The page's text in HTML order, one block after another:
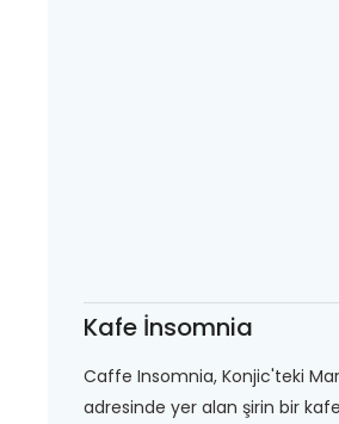
Kafe İnsomnia
Caffe Insomnia, Konjic'teki
adresinde yer alan şirin bir